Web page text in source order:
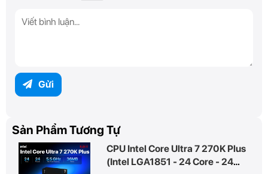
Gửi
Sản Phẩm Tương Tự
CPU Intel Core Ultra 7 270K Plus
(Intel LGA1851 - 24 Core - 24